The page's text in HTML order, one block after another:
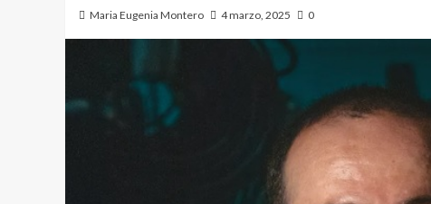
Maria Eugenia Montero 4 marzo, 2025 0